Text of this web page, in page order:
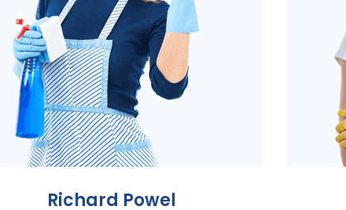
Richard Powel